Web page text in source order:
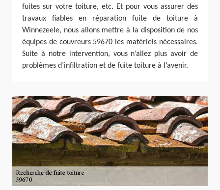
fuites sur votre toiture, etc. Et pour vous assurer des
travaux fiables en réparation fuite de toiture à
Winnezeele, nous allons mettre à la disposition de nos
équipes de couvreurs 59670 les matériels nécessaires.
Suite à notre intervention, vous n’allez plus avoir de
problèmes d’infiltration et de fuite toiture à l’avenir.